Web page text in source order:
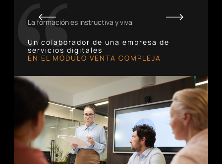
La formación es instructiva y viva
Un colaborador de una empresa de
servicios digitales
EN EL MÓDULO VENTA COMPLEJA